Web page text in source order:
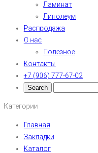
Ламинат
Линолеум
Распродажа
О нас
Полезное
Контакты
+7 (906) 777-67-02
Категории
Главная
Закладки
Каталог